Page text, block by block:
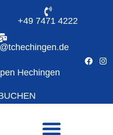
+49 7471 4222
Hechingen